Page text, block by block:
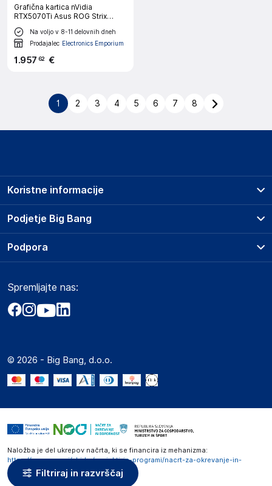
Filtriraj in razvrščaj
Grafična kartica nVidia
RTX5070Ti Asus ROG Strix
Gaming OC - 16GB GDDR7
(90YV0M90-M0NA00)
Na voljo v 8-11 delovnih dneh
Prodajalec Electronics Emporium
1.957 62 €
1 2 3 4 5 6 7 8
Podjetje Big Bang
O podjetju
Obvestila za javnost
Akt o digitalnih storitvah
Marketplace za partnerje
Novosti
Koristne informacije
Prodajna mesta
Storitve
Dostava, vnos in odvoz
Zavarovanje izdelkov
Podpora
Marketplace
Kako oddati naročilo?
Spremljajte nas:
© 2026 - Big Bang, d.o.o.
Naložba je del ukrepov načrta, ki se financira iz mehanizma:
https://www.gov.si/zbirke/projekti-in-programi/nacrt-za-okrevanje-in-
odpornost